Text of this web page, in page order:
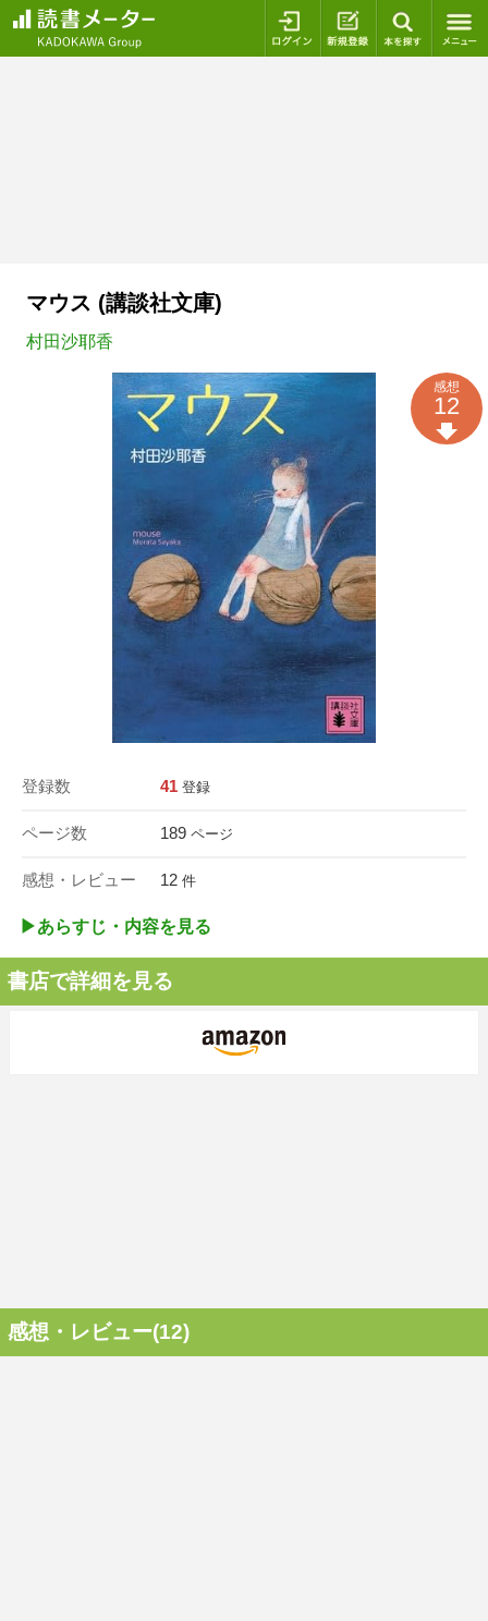
ログイン 新規登録
マウス (講談社文庫)
村田沙耶香
登録数 41 登録
ページ数 189 ページ
感想・レビュー 12 件
感想
12
▶︎あらすじ・内容を見る
書店で詳細を見る
感想・レビュー(12)